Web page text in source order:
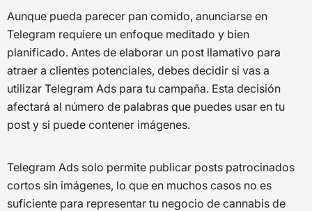
Aunque pueda parecer pan comido, anunciarse en
Telegram requiere un enfoque meditado y bien
planificado. Antes de elaborar un post llamativo para
atraer a clientes potenciales, debes decidir si vas a
utilizar Telegram Ads para tu campaña. Esta decisión
afectará al número de palabras que puedes usar en tu
post y si puede contener imágenes.
Telegram Ads solo permite publicar posts patrocinados
cortos sin imágenes, lo que en muchos casos no es
suficiente para representar tu negocio de cannabis de